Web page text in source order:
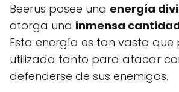
Beerus posee una energía
otorga una inmensa
Esta energía es tan vasta que
utilizada tanto para atacar
defenderse de sus enemigos.